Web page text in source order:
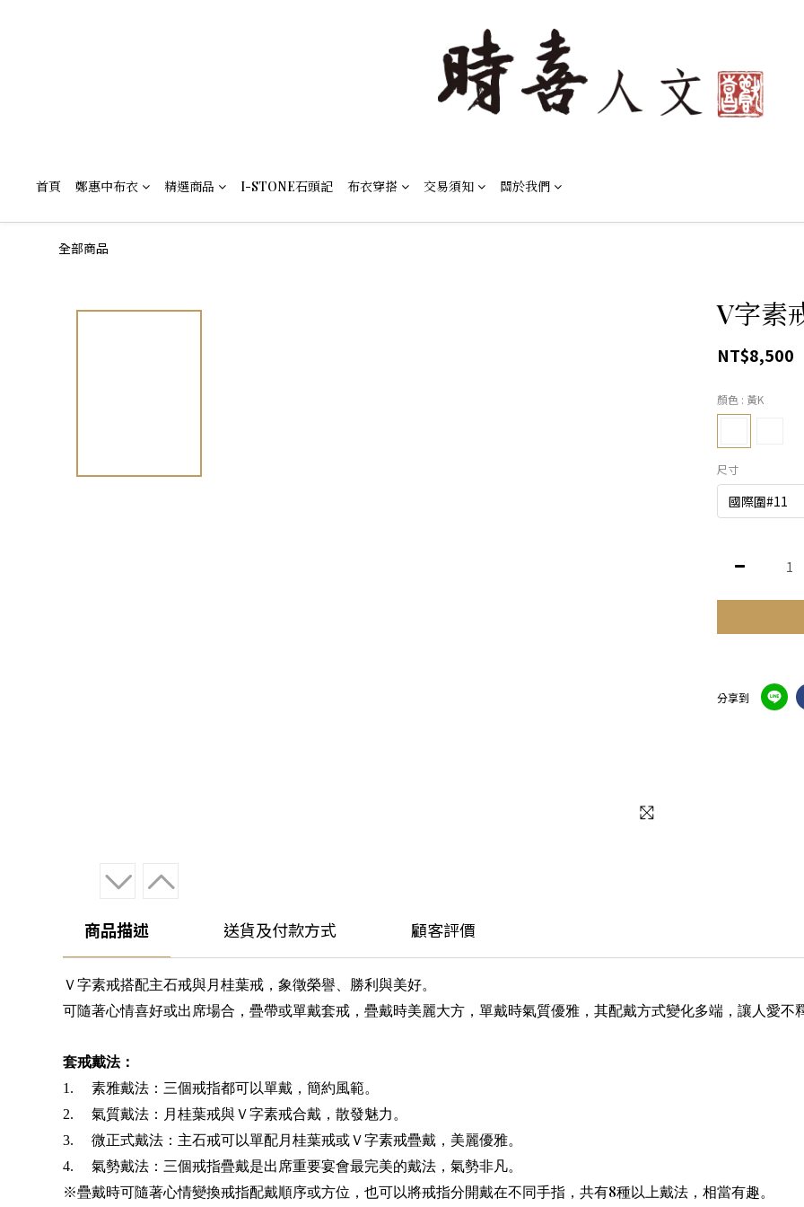
首頁 鄭惠中布衣 精選商品 I-STONE石頭記 布衣穿搭 交易須知 關於我們
全部商品
V字素
NT$8,500
顏色 : 黃K
尺寸
分享到
商品描述 送貨及付款方式 顧客評價
Ｖ字素戒搭配主石戒與月桂葉戒，象徵榮譽、勝利與美好。
可隨著心情喜好或出席場合，疊帶或單戴套戒，疊戴時美麗大方，單戴時氣質優雅，其配戴方式變化多端，讓人愛不
套戒戴法：
1.
素雅戴法：三個戒指都可以單戴，簡約風範。
2.
氣質戴法：月桂葉戒與Ｖ字素戒合戴，散發魅力。
3.
微正式戴法：主石戒可以單配月桂葉戒或Ｖ字素戒疊戴，美麗優雅。
4.
氣勢戴法：三個戒指疊戴是出席重要宴會最完美的戴法，氣勢非凡。
※疊戴時可隨著心情變換戒指配戴順序或方位，也可以將戒指分開戴在不同手指，共有8種以上戴法，相當有趣。